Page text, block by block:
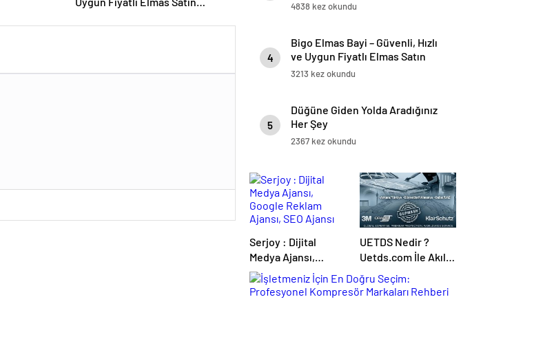
4838 kez okundu
4
Bigo Elmas Bayi – Güvenli, Hızlı
ve Uygun Fiyatlı Elmas Satın
Almanın Yeni Adresi
3213 kez okundu
5
Düğüne Giden Yolda Aradığınız
Her Şey
2367 kez okundu
Serjoy : Dijital
Medya Ajansı,
Google Reklam
Ajansı, SEO Ajansı
UETDS Nedir ?
Uetds.com İle Akıllı
Dijital Taşımacılık
Yazılımı